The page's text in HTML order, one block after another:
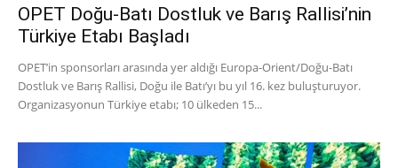
OPET Doğu-Batı Dostluk ve Barış Rallisi’nin
Türkiye Etabı Başladı
OPET’in sponsorları arasında yer aldığı Europa-Orient/Doğu-Batı
Dostluk ve Barış Rallisi, Doğu ile Batı’yı bu yıl 16. kez buluşturuyor.
Organizasyonun Türkiye etabı; 10 ülkeden 15...